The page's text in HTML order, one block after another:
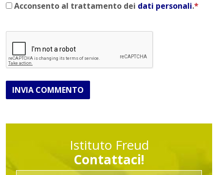
Acconsento al trattamento dei dati personali.*
INVIA COMMENTO
Istituto Freud
Contattaci!